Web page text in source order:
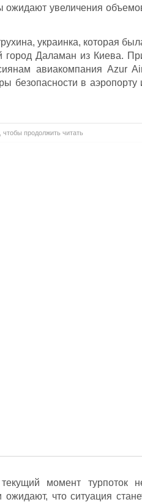
ожидают увеличения
украинка, которая
город Даламан из Киева.
авиакомпания Azur
безопасности в аэропорту
продолжить читать
момент турпоток
что ситуация